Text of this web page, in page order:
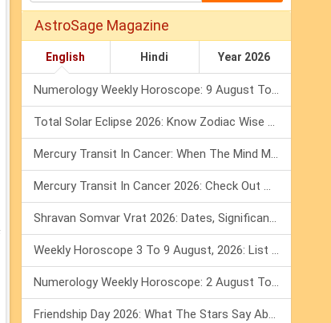
AstroSage Magazine
English Hindi Year 2026
Numerology Weekly Horoscope: 9 August To 15 August, 2026
Total Solar Eclipse 2026: Know Zodiac Wise Prediction
Mercury Transit In Cancer: When The Mind Meets The Heart!
Mercury Transit In Cancer 2026: Check Out What It Brings For You
Shravan Somvar Vrat 2026: Dates, Significance & Rituals In August
Weekly Horoscope 3 To 9 August, 2026: List Of Fasts & Festivals
Numerology Weekly Horoscope: 2 August To 8 August, 2026
Friendship Day 2026: What The Stars Say About Your Best Friend!